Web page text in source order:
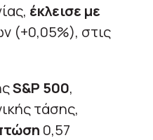
έκλεισε με
(+0,05%), στις
S&P 500,
τάσης,
0,57